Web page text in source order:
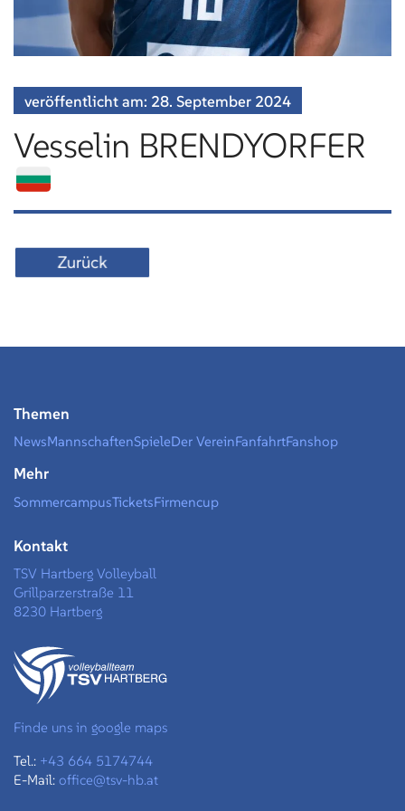
veröffentlicht am: 28. September 2024
Vesselin BRENDYORFER
Zurück
Finde uns in google maps
Tel.: +43 664 5174744
E-Mail: office@tsv-hb.at
Themen
NewsMannschaftenSpieleDer VereinFanfahrtFanshop
Mehr
SommercampusTicketsFirmencup
Kontakt
TSV Hartberg Volleyball
Grillparzerstraße 11
8230 Hartberg